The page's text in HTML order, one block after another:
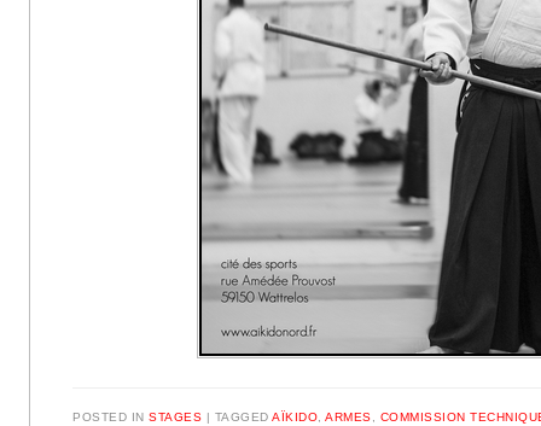
POSTED INSTAGES | TAGGEDAÏKIDO ,ARMES COMMISSION